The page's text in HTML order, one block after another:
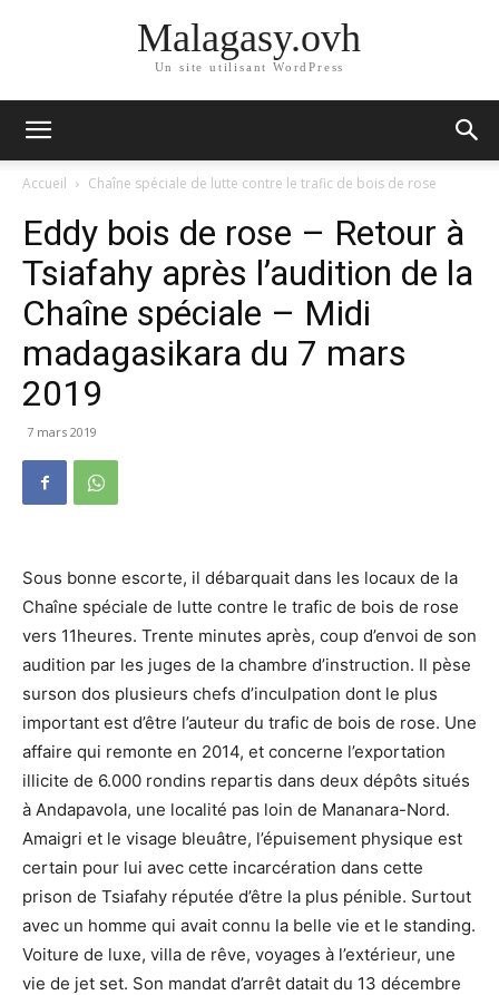
Malagasy.ovh
Un site utilisant WordPress
Accueil Chaîne spéciale de lutte contre le trafic de bois de rose
Eddy bois de rose – Retour à
Tsiafahy après l’audition de la
Chaîne spéciale – Midi
madagasikara du 7 mars
2019
7 mars 2019
Sous bonne escorte, il débarquait dans les locaux de la
Chaîne spéciale de lutte contre le trafic de bois de rose
vers 11heures. Trente minutes après, coup d’envoi de son
audition par les juges de la chambre d’instruction. Il pèse
surson dos plusieurs chefs d’inculpation dont le plus
important est d’être l’auteur du trafic de bois de rose. Une
affaire qui remonte en 2014, et concerne l’exportation
illicite de 6.000 rondins repartis dans deux dépôts situés
à Andapavola, une localité pas loin de Mananara-Nord.
Amaigri et le visage bleuâtre, l’épuisement physique est
certain pour lui avec cette incarcération dans cette
prison de Tsiafahy réputée d’être la plus pénible. Surtout
avec un homme qui avait connu la belle vie et le standing.
Voiture de luxe, villa de rêve, voyages à l’extérieur, une
vie de jet set. Son mandat d’arrêt datait du 13 décembre